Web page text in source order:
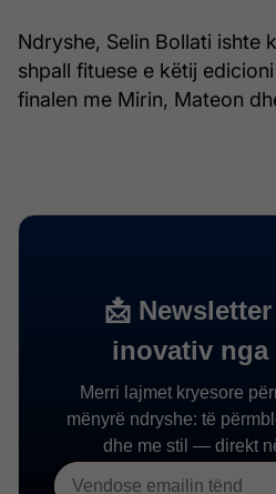
Ndryshe, Selin Bollati ishte
shpall fituese e këtij
finalen me Mirin, Mateon